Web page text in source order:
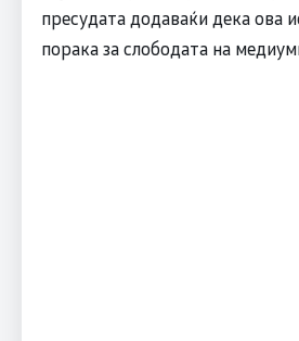
пресудата додаваќи дека ова
порака за слободата на